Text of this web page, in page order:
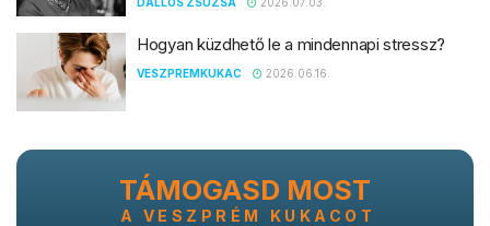
Hogyan küzdhető le a mindennapi stressz?
VESZPREMKUKAC 2026.06.16.
TÁMOGASD MOST
A VESZPRÉM KUKACOT